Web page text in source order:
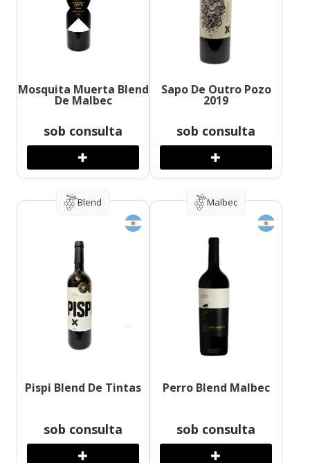
Mosquita Muerta Blend
De Malbec
sob consulta
Sapo De Outro Pozo
2019
sob consulta
Blend
Pispi Blend De Tintas
sob consulta
Malbec
Perro Blend Malbec
sob consulta